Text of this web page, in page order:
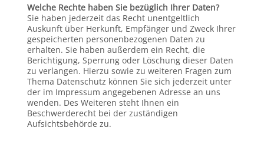
Welche Rechte haben Sie bezüglich Ihrer Daten?
Sie haben jederzeit das Recht unentgeltlich
Auskunft über Herkunft, Empfänger und Zweck Ihrer
gespeicherten personenbezogenen Daten zu
erhalten. Sie haben außerdem ein Recht, die
Berichtigung, Sperrung oder Löschung dieser Daten
zu verlangen. Hierzu sowie zu weiteren Fragen zum
Thema Datenschutz können Sie sich jederzeit unter
der im Impressum angegebenen Adresse an uns
wenden. Des Weiteren steht Ihnen ein
Beschwerderecht bei der zuständigen
Aufsichtsbehörde zu.